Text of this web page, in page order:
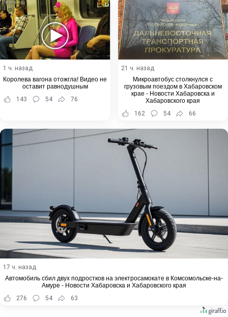
1 ч. назад
Королева вагона отожгла! Видео не
оставит равнодушным
143
54 76
21 ч. назад
Микроавтобус столкнулся с
грузовым поездом в Хабаровском
крае - Новости Хабаровска и
Хабаровского края
162
54 66
17 ч. назад
Автомобиль сбил двух подростков на электросамокате в Комсомольске-на-
Амуре - Новости Хабаровска и Хабаровского края
276
54 63